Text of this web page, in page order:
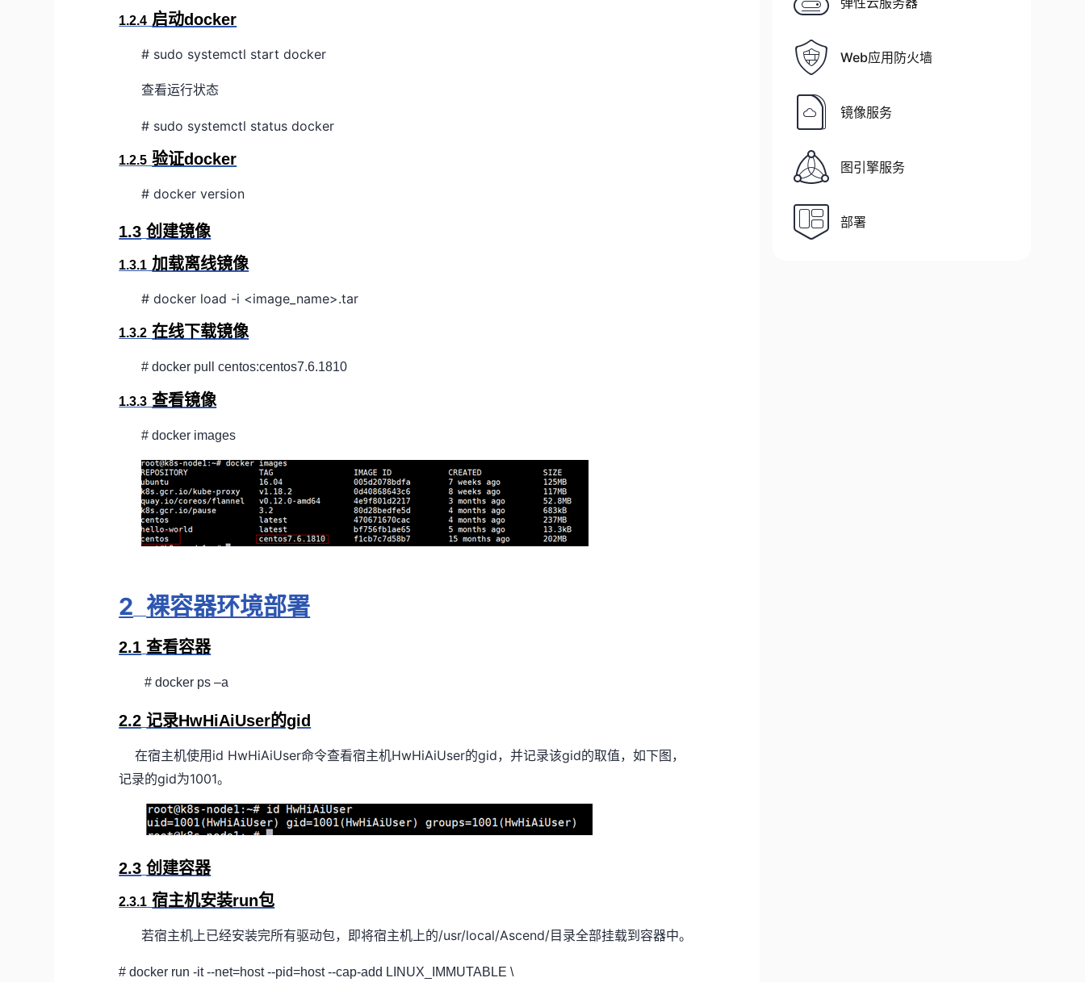
1.2.4 启动docker
# sudo systemctl start docker
查看运行状态
# sudo systemctl status docker
1.2.5 验证docker
# docker version
1.3 创建镜像
1.3.1 加载离线镜像
# docker load -i <image_name>.tar
1.3.2 在线下载镜像
# docker pull centos:centos7.6.1810
1.3.3 查看镜像
# docker images
2 裸容器环境部署
2.1 查看容器
# docker ps –a
2.2 记录HwHiAiUser的gid
在宿主机使用 id HwHiAiUser命令查看宿主机HwHiAiUser的gid，并记录该gid的取值，如下图，
记录的gid为1001。
2.3 创建容器
2.3.1 宿主机安装run包
若宿主机上已经安装完所有驱动包，即将宿主机上的/usr/local/Ascend/目录全部挂载到容器中。
# docker run -it --net=host --pid=host --cap-add LINUX_IMMUTABLE \
Web应用防火墙
镜像服务
图引擎服务
部署